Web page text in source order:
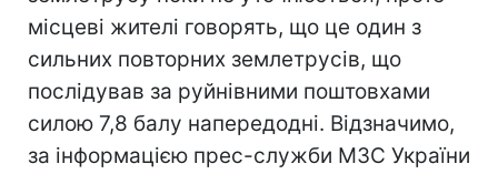
місцеві жителі говорять, що це один з
сильних повторних землетрусів, що
послідував за руйнівними поштовхами
силою 7,8 балу напередодні. Відзначимо,
за інформацією прес-служби МЗС України